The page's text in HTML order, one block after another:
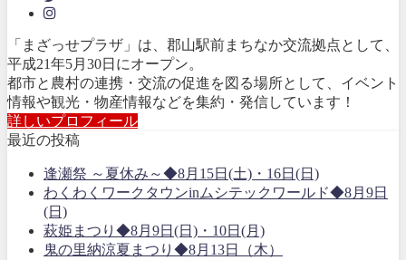
「まざっせプラザ」は、郡山駅前まちなか交流拠点として、
平成21年5月30日にオープン。
都市と農村の連携・交流の促進を図る場所として、イベント
情報や観光・物産情報などを集約・発信しています！
詳しいプロフィール
最近の投稿
逢瀬祭 ～夏休み～◆8月15日(土)・16日(日)
わくわくワークタウンinムシテックワールド◆8月9日
(日)
萩姫まつり◆8月9日(日)・10日(月)
鬼の里納涼夏まつり◆8月13日（木）